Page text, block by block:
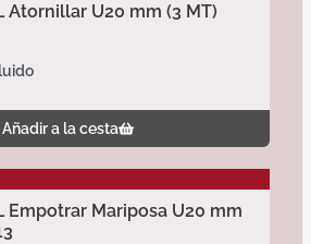
Atornillar U20 mm (3 MT)
Añadir a la cesta
Empotrar Mariposa U20 mm